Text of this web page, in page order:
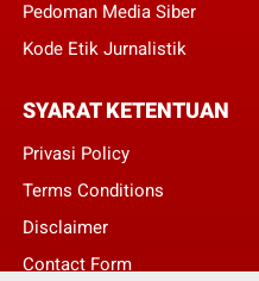
Pedoman Media Siber
Kode Etik Jurnalistik
SYARAT KETENTUAN
Privasi Policy
Terms Conditions
Disclaimer
Contact Form